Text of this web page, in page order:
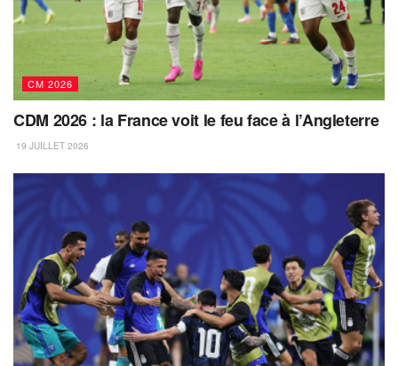
CM 2026
CDM 2026 : la France voit le feu face à l’Angleterre
19 JUILLET 2026